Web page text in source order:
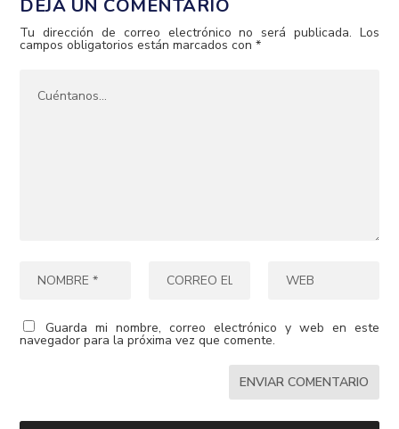
DEJA UN COMENTARIO
Tu dirección de correo electrónico no será publicada. Los
campos obligatorios están marcados con*
Guarda mi nombre, correo electrónico y web en este
navegador para la próxima vez que comente.